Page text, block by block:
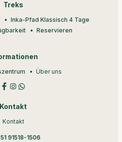
Treks
Inka-Pfad Klassisch 4 Tage
Reservieren
Über uns
Kontakt
Kontakt
91518-1506